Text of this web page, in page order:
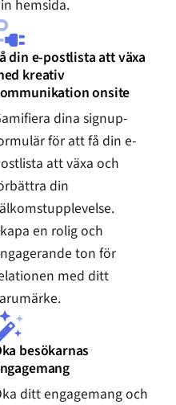
hemsida.
din e-postlista att växa
kreativ
onsite
dina signup-
för att få din e-
att växa och
din
en rolig och
ton för
med ditt
besökarnas
ditt engagemang och